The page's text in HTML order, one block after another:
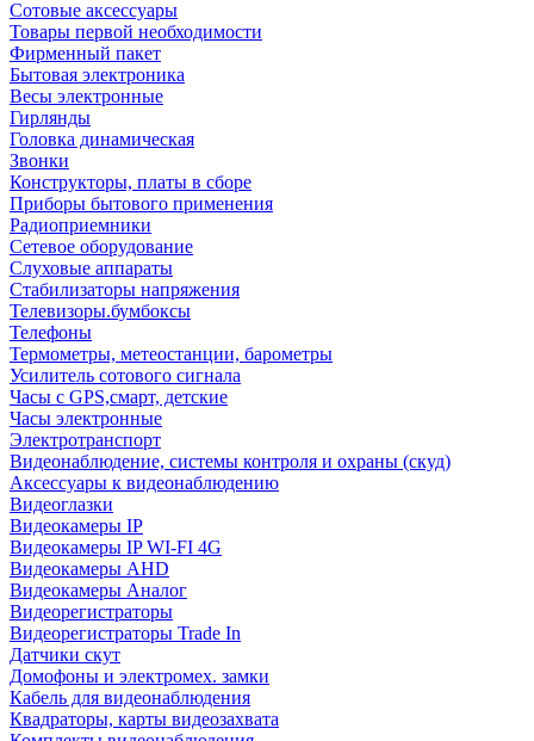
Сотовые аксессуары
Товары первой необходимости
Фирменный пакет
Бытовая электроника
Весы электронные
Гирлянды
Головка динамическая
Звонки
Конструкторы, платы в сборе
Приборы бытового применения
Радиоприемники
Сетевое оборудование
Слуховые аппараты
Стабилизаторы напряжения
Телевизоры.бумбоксы
Телефоны
Термометры, метеостанции, барометры
Усилитель сотового сигнала
Часы с GPS,смарт, детские
Часы электронные
Электротранспорт
Видеонаблюдение, системы контроля и охраны (скуд)
Аксессуары к видеонаблюдению
Видеоглазки
Видеокамеры IP
Видеокамеры IP WI-FI 4G
Видеокамеры AHD
Видеокамеры Аналог
Видеорегистраторы
Видеорегистраторы Trade In
Датчики скут
Домофоны и электромех. замки
Кабель для видеонаблюдения
Квадраторы, карты видеозахвата